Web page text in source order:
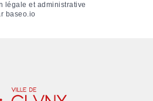
légale et administrative
baseo.io